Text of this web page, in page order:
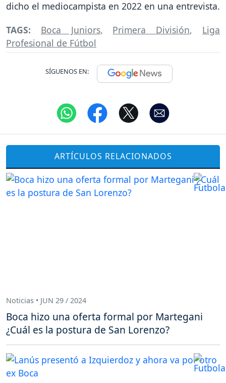
dicho el mediocampista en 2022 en una entrevista.
TAGS: Boca Juniors, Primera División, Liga
Profesional de Fútbol
SÍGUENOS EN:
ARTÍCULOS RELACIONADOS
Noticias • JUN 29 / 2024
Boca hizo una oferta formal por Martegani
¿Cuál es la postura de San Lorenzo?